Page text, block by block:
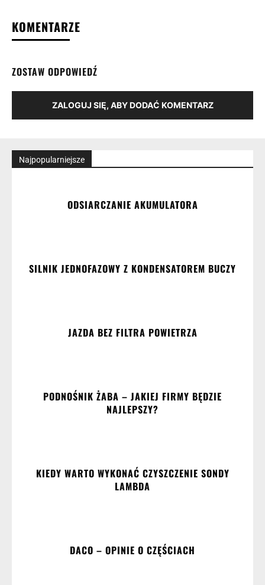
KOMENTARZE
ZOSTAW ODPOWIEDŹ
ZALOGUJ SIĘ, ABY DODAĆ KOMENTARZ
Najpopularniejsze
ODSIARCZANIE AKUMULATORA
SILNIK JEDNOFAZOWY Z KONDENSATOREM BUCZY
JAZDA BEZ FILTRA POWIETRZA
PODNOŚNIK ŻABA – JAKIEJ FIRMY BĘDZIE
NAJLEPSZY?
KIEDY WARTO WYKONAĆ CZYSZCZENIE SONDY
LAMBDA
DACO – OPINIE O CZĘŚCIACH